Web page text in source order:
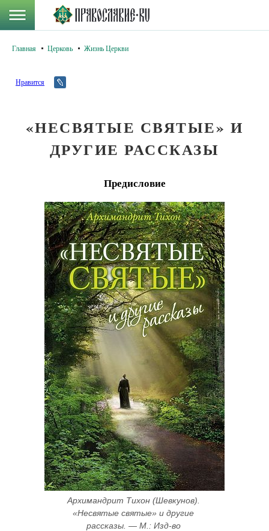
Главная Церковь Жизнь Церкви
Нравится
«НЕСВЯТЫЕ СВЯТЫЕ» И
ДРУГИЕ РАССКАЗЫ
Предисловие
Архимандрит Тихон (Шевкунов).
«Несвятые святые» и другие
рассказы. — М.: Изд-во